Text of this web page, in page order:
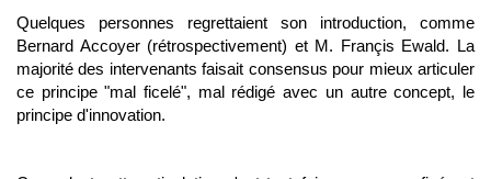
Quelques personnes regrettaient son introduction, comme
Bernard Accoyer (rétrospectivement) et M. Françis Ewald. La
majorité des intervenants faisait consensus pour mieux articuler
ce principe "mal ficelé", mal rédigé avec un autre concept, le
principe d'innovation.